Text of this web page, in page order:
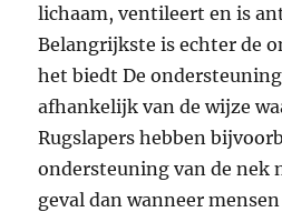
lichaam, ventileert en is
Belangrijkste is echter de
het biedt De
afhankelijk van de wijze
Rugslapers hebben
ondersteuning van de nek
geval dan wanneer